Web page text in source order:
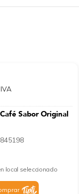
Sabor Original
local seleccionado